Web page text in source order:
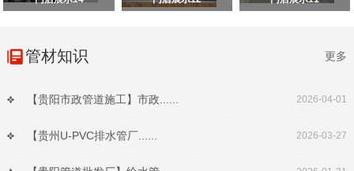
管材知识 更多
【贵阳市政管道施工】市政...... 2026-04-01
【贵州U-PVC排水管厂...... 2026-03-27